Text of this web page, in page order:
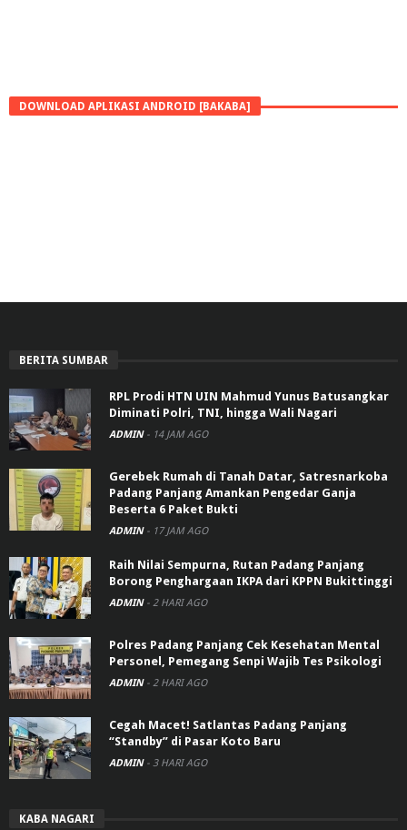
DOWNLOAD APLIKASI ANDROID [BAKABA]
BERITA SUMBAR
RPL Prodi HTN UIN Mahmud Yunus Batusangkar
Diminati Polri, TNI, hingga Wali Nagari
ADMIN - 14 JAM AGO
Gerebek Rumah di Tanah Datar, Satresnarkoba
Padang Panjang Amankan Pengedar Ganja
Beserta 6 Paket Bukti
ADMIN - 17 JAM AGO
Raih Nilai Sempurna, Rutan Padang Panjang
Borong Penghargaan IKPA dari KPPN Bukittinggi
ADMIN - 2 HARI AGO
Polres Padang Panjang Cek Kesehatan Mental
Personel, Pemegang Senpi Wajib Tes Psikologi
ADMIN - 2 HARI AGO
Cegah Macet! Satlantas Padang Panjang
“Standby” di Pasar Koto Baru
ADMIN - 3 HARI AGO
KABA NAGARI